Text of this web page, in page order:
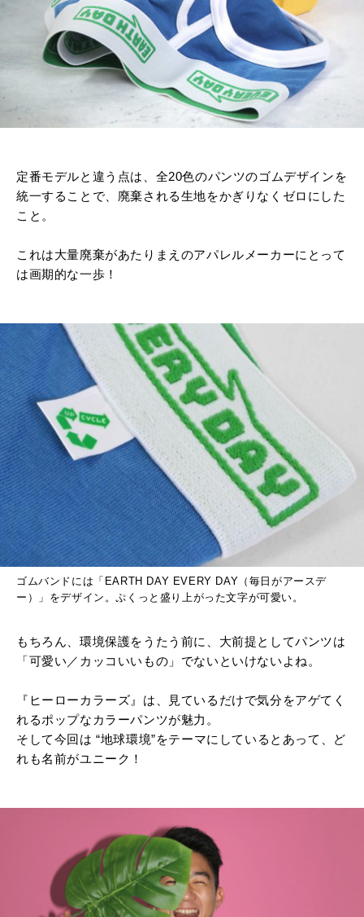
定番モデルと違う点は、全20色のパンツのゴムデザインを
統一することで、廃棄される生地をかぎりなくゼロにした
こと。
これは大量廃棄があたりまえのアパレルメーカーにとって
は画期的な一歩！
ゴムバンドには「 EARTH DAY EVERY DAY （毎日がアースデ
ー）」をデザイン。ぷくっと盛り上がった文字が可愛い。
もちろん、環境保護をうたう前に、大前提としてパンツは
「可愛い／カッコいいもの」でないといけないよね。
『ヒーローカラーズ』は、見ているだけで気分をアゲてく
れるポップなカラーパンツが魅力。
そして今回は “地球環境”をテーマにしているとあって、ど
れも名前がユニーク！